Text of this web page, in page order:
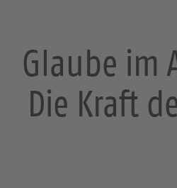
Glaube im
Die Kraft